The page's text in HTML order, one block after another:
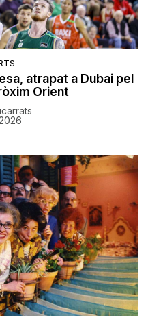
atrapat a Dubai pel
Orient